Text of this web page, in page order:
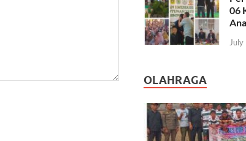
06
OLAHRAGA